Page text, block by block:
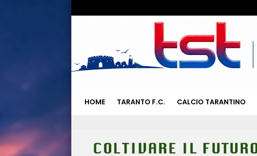
HOME TARANTO F.C. CALCIO TARANTINO